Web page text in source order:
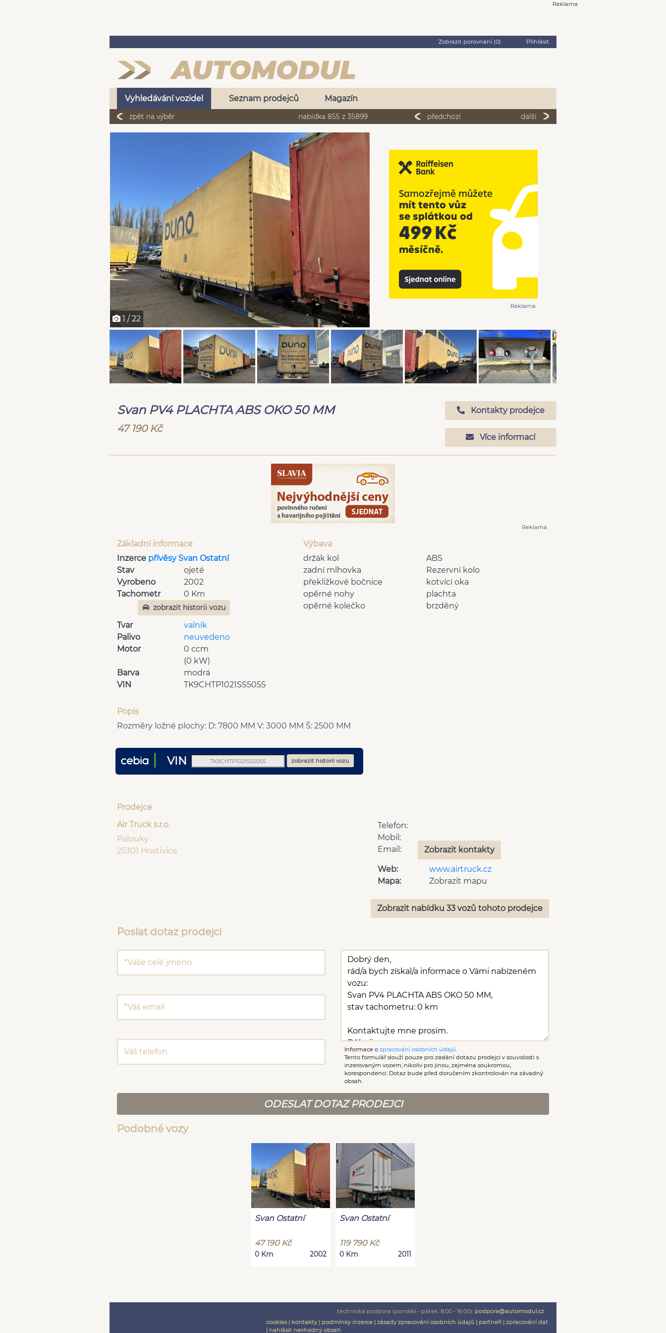
Reklama
Zobrazit porovnání (0) Přihlásit
Vyhledávání vozidel Seznam prodejců Magazín
zpět na výběr nabídka 855 z 35899 předchozí další
1 / 22
Reklama
Svan PV4 PLACHTA ABS OKO 50 MM
47 190 Kč
Kontakty prodejce
Více informací
Reklama
Základní informace
Inzerce přívěsy Svan Ostatní
Stav
ojeté
Vyrobeno
2002
Tachometr
0 Km
zobrazit historii vozu
Tvar
valník
Palivo
neuvedeno
Motor
0 ccm
(0 kW)
Barva
modrá
VIN
TK9CHTP1021SS5055
Výbava
ABS
držák kol
Rezervní kolo
zadní mlhovka
kotvící oka
překližkové bočnice
plachta
opěrné nohy
brzděný
opěrné kolečko
Popis
Rozměry ložné plochy: D: 7800 MM V: 3000 MM Š: 2500 MM
VIN zobrazit historii vozu
Prodejce
Air Truck s.r.o.
Palouky
25301 Hostivice
Telefon:
Mobil:
Email:
Zobrazit kontakty
Web:
www.airtruck.cz
Mapa:
Zobrazit mapu
Zobrazit nabídku 33 vozů tohoto prodejce
Poslat dotaz prodejci
Informace o zpracování osobních údajů
Tento formulář slouží pouze pro zaslání dotazu prodejci v souvislosti s
inzerovaným vozem, nikoliv pro jinou, zejména soukromou,
korespondenci. Dotaz bude před doručením zkontrolován na závadný
obsah.
ODESLAT DOTAZ PRODEJCI
Podobné vozy
Svan Ostatní
47 190 Kč
0 Km 2002
Svan Ostatní
119 790 Kč
0 Km 2011
technická podpora (pondělí - pátek: 8:00 - 16:00): podpora@automodul.cz
cookies| kontakty| podmínky inzerce| zásady zpracování osobních údajů | partneři| zpracování dat
| nahlásit nevhodný obsah